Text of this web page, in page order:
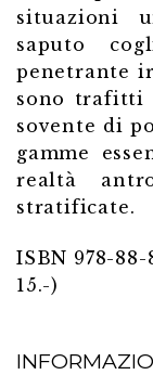
situazioni
saputo
penetrante
sono trafitti
sovente di
gamme
realtà
stratificate.
ISBN 978-
15.-)